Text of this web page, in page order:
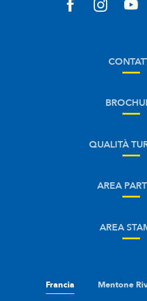
QUALITÀ
AREA
AREA
Francia Mentone